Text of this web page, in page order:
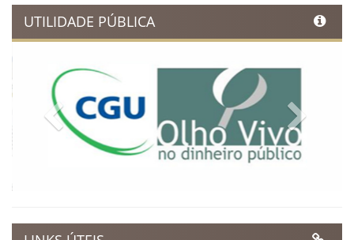
Ibimirim inicia contagem
regressiva para o Dia
Publicado em: 9 de março de 2026
VER TODAS NOTÍCIAS